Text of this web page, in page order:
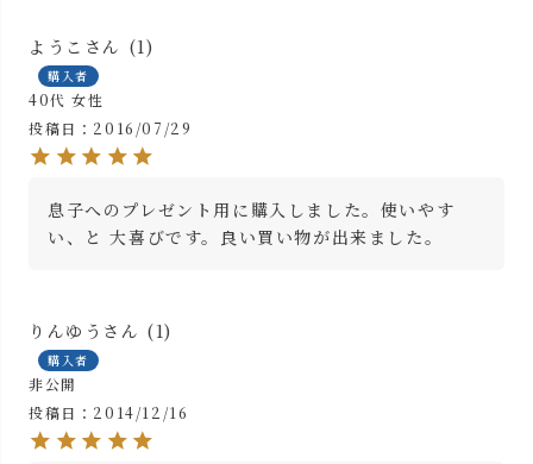
ようこ 1
購入者
40代 女性
投稿日
2016/07/29
息子へのプレゼント用に購入しました。使いやす
い、と 大喜びです。良い買い物が出来ました。
りんゆう 1
購入者
非公開
投稿日
2014/12/16